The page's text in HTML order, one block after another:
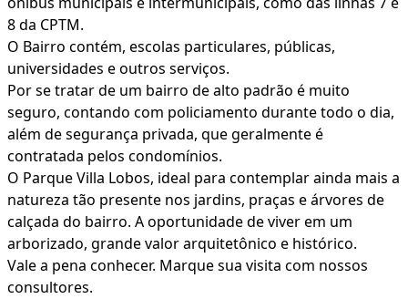
8 da CPTM.
O Bairro contém, escolas particulares, públicas,
universidades e outros serviços.
Por se tratar de um bairro de alto padrão é muito
seguro, contando com policiamento durante todo o dia,
além de segurança privada, que geralmente é
contratada pelos condomínios.
O Parque Villa Lobos, ideal para contemplar ainda mais a
natureza tão presente nos jardins, praças e árvores de
calçada do bairro. A oportunidade de viver em um
arborizado, grande valor arquitetônico e histórico.
Vale a pena conhecer. Marque sua visita com nossos
consultores.